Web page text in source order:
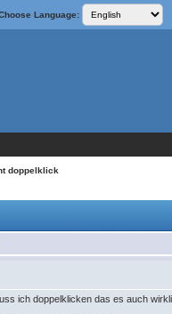
Language:
doppelklick
ich doppelklicken das es auch